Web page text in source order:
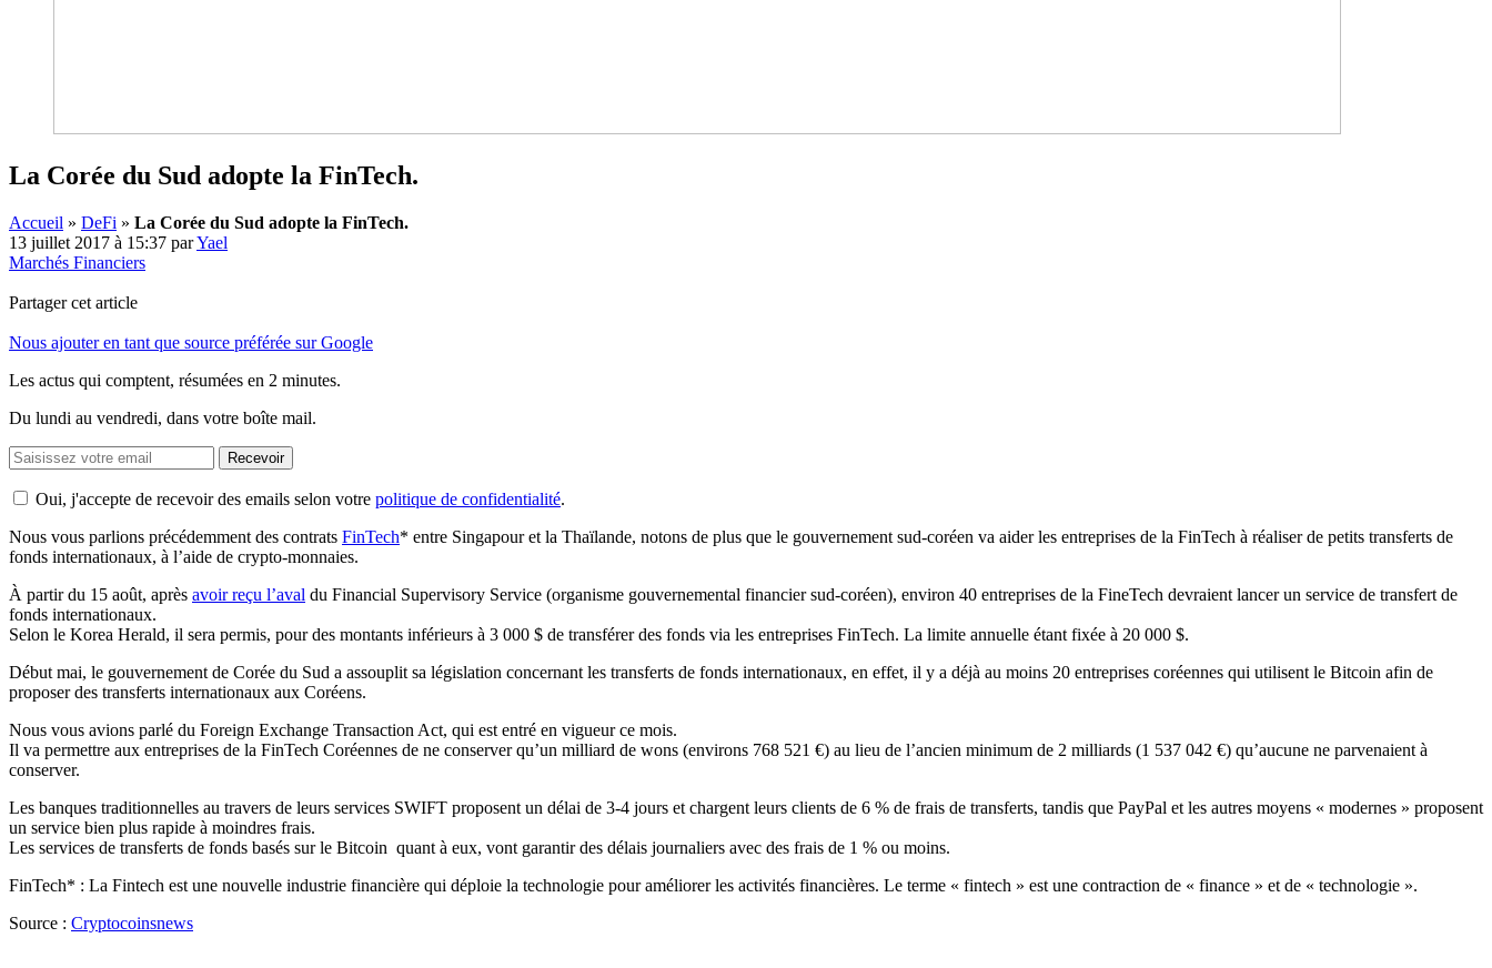
La Corée du Sud adopte la FinTech.
Accueil » DeFi » La Corée du Sud adopte la FinTech.
13 juillet 2017 à 15:37 parYael
Marchés Financiers
Partager cet article
Nous ajouter en tant que source préférée sur Google
Les actus qui comptent, résumées en 2 minutes.
Du lundi au vendredi, dans votre boîte mail.
Recevoir
Oui, j'accepte de recevoir des emails selon votre politique de confidentialité.
Nous vous parlions précédemment des contrats FinTech* entre Singapour et la Thaïlande, notons de plus que le gouvernement sud-coréen va aider les entreprises de la FinTech à réaliser de petits transferts de
fonds internationaux, à l’aide de crypto-monnaies.
À partir du 15 août, après avoir reçu l’aval du Financial Supervisory Service (organisme gouvernemental financier sud-coréen), environ 40 entreprises de la FineTech devraient lancer un service de transfert de
fonds internationaux.
Selon le Korea Herald, il sera permis, pour des montants inférieurs à 3 000 $ de transférer des fonds via les entreprises FinTech. La limite annuelle étant fixée à 20 000 $.
Début mai, le gouvernement de Corée du Sud a assouplit sa législation concernant les transferts de fonds internationaux, en effet, il y a déjà au moins 20 entreprises coréennes qui utilisent le Bitcoin afin de
proposer des transferts internationaux aux Coréens.
Nous vous avions parlé du Foreign Exchange Transaction Act, qui est entré en vigueur ce mois.
Il va permettre aux entreprises de la FinTech Coréennes de ne conserver qu’un milliard de wons (environs 768 521 €) au lieu de l’ancien minimum de 2 milliards (1 537 042 €) qu’aucune ne parvenaient à
conserver.
Les banques traditionnelles au travers de leurs services SWIFT proposent un délai de 3-4 jours et chargent leurs clients de 6 % de frais de transferts, tandis que PayPal et les autres moyens « modernes » proposent
un service bien plus rapide à moindres frais.
Les services de transferts de fonds basés sur le Bitcoin quant à eux, vont garantir des délais journaliers avec des frais de 1 % ou moins.
FinTech* : La Fintech est une nouvelle industrie financière qui déploie la technologie pour améliorer les activités financières. Le terme « fintech » est une contraction de « finance » et de « technologie ».
Source : Cryptocoinsnews